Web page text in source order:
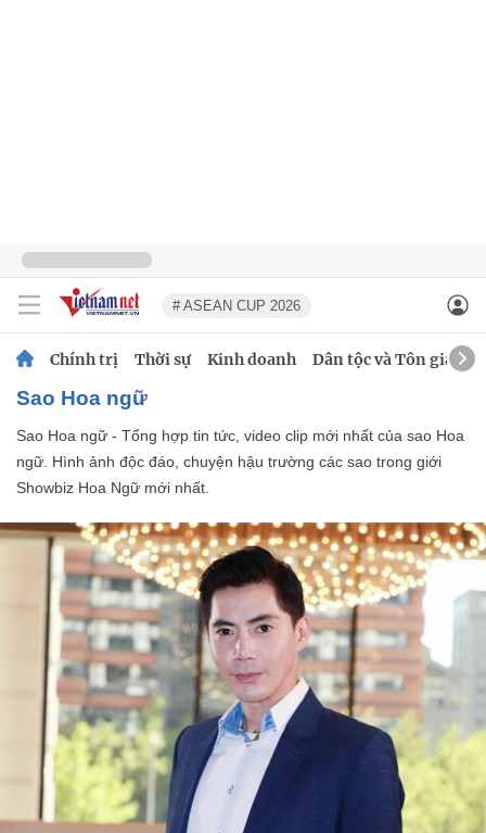
# ASEAN CUP 2026
Chính trị Thời sự Kinh doanh Dân tộc và Tôn giáo
Sao Hoa ngữ
Sao Hoa ngữ - Tổng hợp tin tức, video clip mới nhất của sao Hoa
ngữ. Hình ảnh độc đáo, chuyện hậu trường các sao trong giới
Showbiz Hoa Ngữ mới nhất.